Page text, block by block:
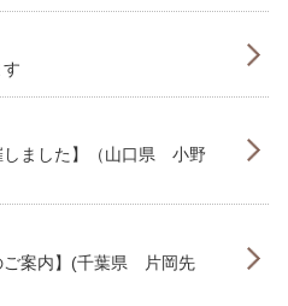
しました】（山口県 小野
ご案内】(千葉県 片岡先